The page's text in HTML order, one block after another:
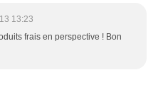
13:23
frais en perspective ! Bon